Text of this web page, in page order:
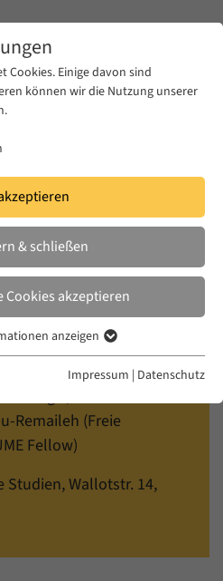
of History
Making in
Beirut
Remaileh (Freie
Fellow)
Studien, Wallotstr. 14,
Cookies. Einige davon sind
können wir die Nutzung unserer
& schließen
Cookies akzeptieren
grundlegende Funktionen der
Studien e.V.
wird verwendet, um Ihre
anzeigen
Statistiken über die Nutzung der
Sie stehen nur dem Forum
anzeigen
Impressum | Datenschutz